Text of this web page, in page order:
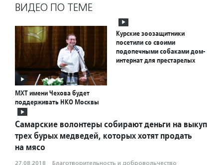
ВИДЕО ПО ТЕМЕ
МХТ имени Чехова будет
поддерживать НКО Москвы
Курские зоозащитники
посетили со своими
подопечными собаками дом-
интернат для престарелых
Самарские волонтеры собирают деньги на выкуп
трех бурых медведей, которых хотят продать
на мясо
27.08.2018 · Благотвори­тель­ность и доброволь­чест­во